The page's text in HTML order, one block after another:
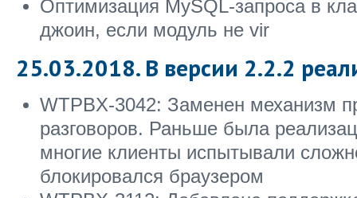
Оптимизация MySQL-запроса в
джоин, если модуль не vir
25.03.2018. В версии 2.2.2
WTPBX-3042: Заменен механизм
разговоров. Раньше была
многие клиенты испытывали
блокировался браузером